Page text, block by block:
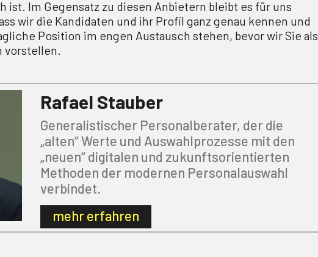
ist. Im Gegensatz zu diesen Anbietern bleibt es für uns
wir die Kandidaten und ihr Profil ganz genau kennen und
Position im engen Austausch stehen, bevor wir Sie als
vorstellen.
Rafael Stauber
Generalistischer Personalberater, der die
„alten“ Werte und Auswahlprozesse mit den
„neuen“ digitalen und zukunftsorientierten
Methoden der modernen Personalauswahl
verbindet.
mehr erfahren